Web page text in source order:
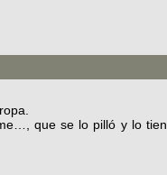
que se lo pilló y lo